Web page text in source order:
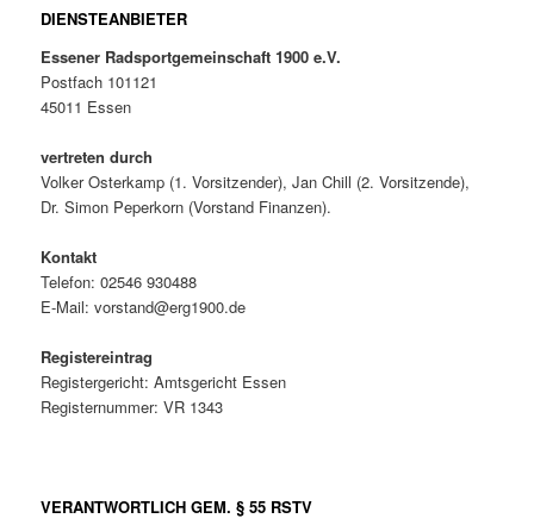
DIENSTEANBIETER
Essener Radsportgemeinschaft 1900 e.V.
Postfach 101121
45011 Essen
vertreten durch
Volker Osterkamp (1. Vorsitzender), Jan Chill (2. Vorsitzende),
Dr. Simon Peperkorn (Vorstand Finanzen).
Kontakt
Telefon: 02546 930488
E-Mail: vorstand@erg1900.de
Registereintrag
Registergericht: Amtsgericht Essen
Registernummer: VR 1343
VERANTWORTLICH GEM. § 55 RSTV